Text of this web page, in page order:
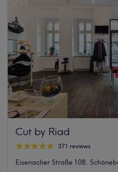
Cut by Riad
371 reviews
Eisenacher Straße 108,